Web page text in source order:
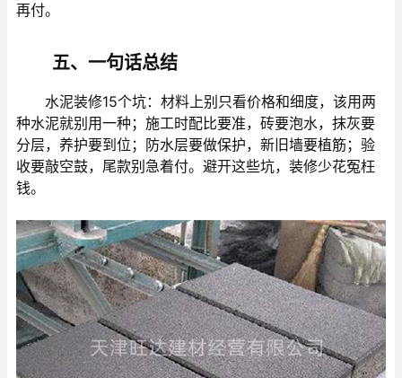
再付。
五、一句话总结
水泥装修15个坑：材料上别只看价格和细度，该用两
种水泥就别用一种；施工时配比要准，砖要泡水，抹灰要
分层，养护要到位；防水层要做保护，新旧墙要植筋；验
收要敲空鼓，尾款别急着付。避开这些坑，装修少花冤枉
钱。